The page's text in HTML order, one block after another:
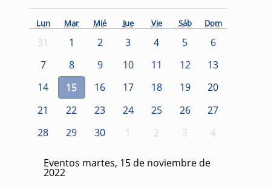
Lun Mar Mié Jue Vie Sáb Dom
31 1 2 3 4 5
6
7
8 9 10 11 12
13
14
15 16 17 18 19
20
21
22 23 24 25 26
27
28
29 30 1 2 3 4
Eventos martes, 15 de noviembre de
2022